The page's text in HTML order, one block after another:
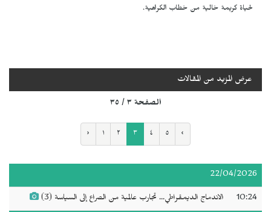
لحياة كريمة خالية من خطاب الكراهية.
عرض المزيد من المقالات
الصفحة ٣ / ٣٥
‹ ١ ٢ ٣ ٤ ٥ ›
22/04/2026
10:24 الاندماج الديمقراطي... تجارب عالمية من الصراع إلى السياسة (3)